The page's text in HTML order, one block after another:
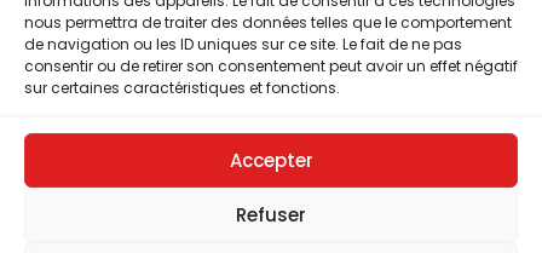
nous permettra de traiter des données telles que le comportement
de navigation ou les ID uniques sur ce site. Le fait de ne pas
consentir ou de retirer son consentement peut avoir un effet négatif
sur certaines caractéristiques et fonctions.
Accepter
Refuser
Avis Google